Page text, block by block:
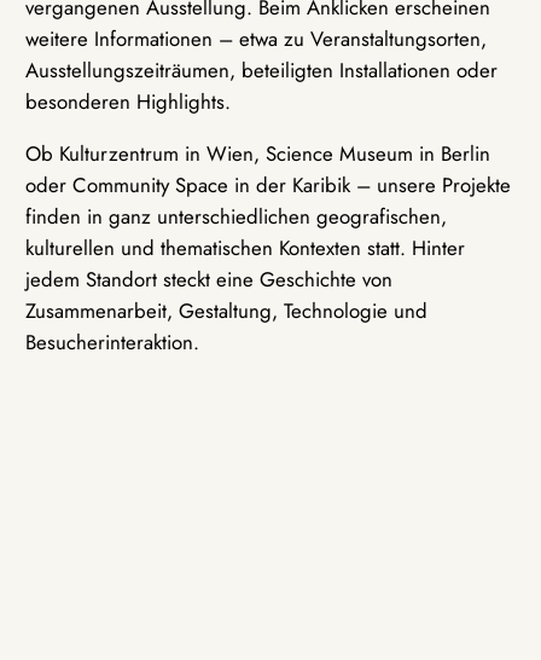
vergangenen Ausstellung. Beim Anklicken erscheinen
weitere Informationen – etwa zu Veranstaltungsorten,
Ausstellungszeiträumen, beteiligten Installationen oder
besonderen Highlights.
Ob Kulturzentrum in Wien, Science Museum in Berlin
oder Community Space in der Karibik – unsere Projekte
finden in ganz unterschiedlichen geografischen,
kulturellen und thematischen Kontexten statt. Hinter
jedem Standort steckt eine Geschichte von
Zusammenarbeit, Gestaltung, Technologie und
Besucherinteraktion.